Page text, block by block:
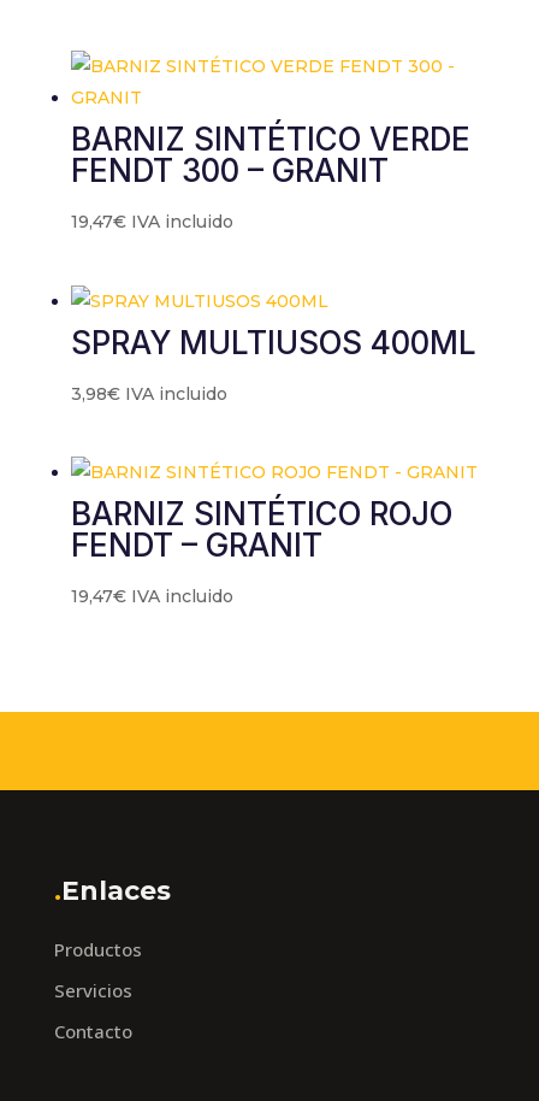
BARNIZ SINTÉTICO VERDE
FENDT 300 – GRANIT
19,47€ IVA incluido
SPRAY MULTIUSOS 400ML
3,98€ IVA incluido
BARNIZ SINTÉTICO ROJO
FENDT – GRANIT
19,47€ IVA incluido
.Enlaces
Productos
Servicios
Contacto